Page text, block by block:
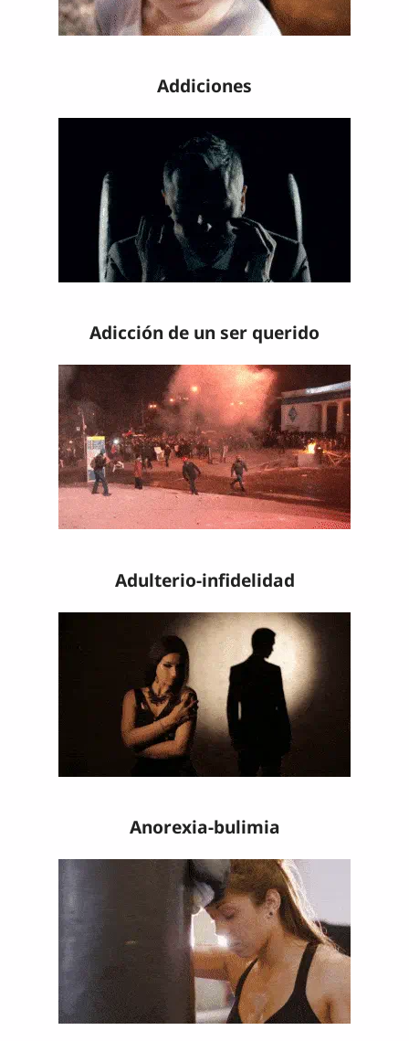
Addiciones
Adicción de un ser querido
Adulterio-infidelidad
Anorexia-bulimia